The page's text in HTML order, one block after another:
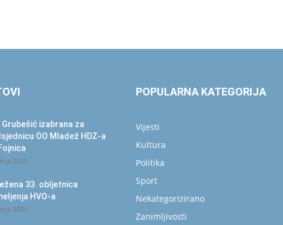
Grubešić izabrana za
OO Mladež HDZ-a
2025.
33. obljetnica
HVO-a
2025.
POPULARNA KATEGORIJA
Vijesti
Kultura
Politika
Sport
Nekategorizirano
Zanimljivosti